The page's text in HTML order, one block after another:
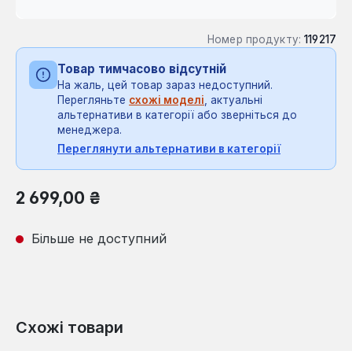
Номер продукту: 119217
Товар тимчасово відсутній
На жаль, цей товар зараз недоступний.
Перегляньте схожі моделі, актуальні
альтернативи в категорії або зверніться до
менеджера.
Переглянути альтернативи в категорії
Звичайна ціна:
2 699,00 ₴
Більше не доступний
Схожі товари